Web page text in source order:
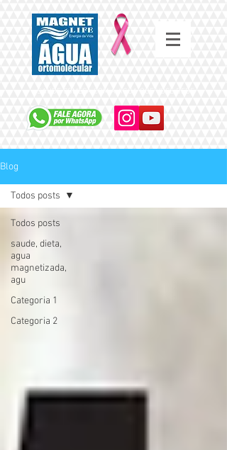
Blog
Todos posts
saude, dieta,
agua
magnetizada,
agu
Categoria 1
Categoria 2
Todos posts